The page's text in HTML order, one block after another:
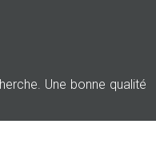
Une bonne qualité